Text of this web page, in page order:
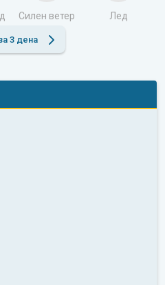
Силен ветер Лед
3 дена